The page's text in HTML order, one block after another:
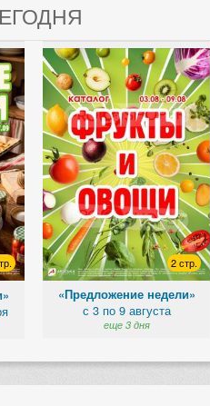
2 стр.
«Предложение недели»
с 3 по 9 августа
еще 3 дня